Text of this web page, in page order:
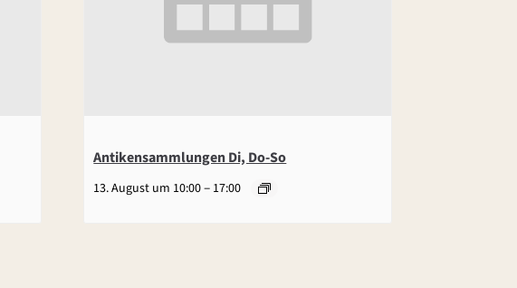
Antikensammlungen Di, Do-So
13. August um 10:00– 17:00